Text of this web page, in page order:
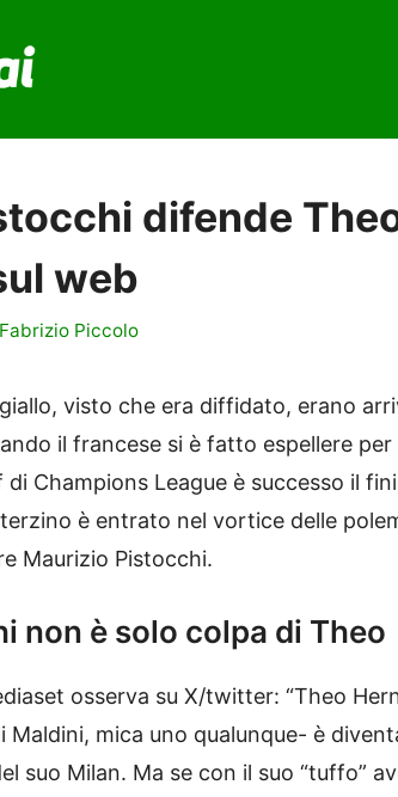
difende
web
Fabrizio Piccolo
visto che era diffidato, erano
il francese si è fatto espellere
Champions League è successo il
è entrato nel vortice delle
Maurizio Pistocchi.
non è solo colpa di Theo
osserva su X/twitter: “Theo
mica uno qualunque- è
suo Milan. Ma se con il suo “tuffo”